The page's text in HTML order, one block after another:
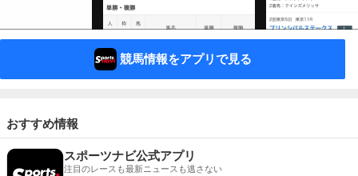
競馬情報をアプリで見る
おすすめ情報
スポーツナビ公式アプリ
注目のレースも最新ニュースも逃さない